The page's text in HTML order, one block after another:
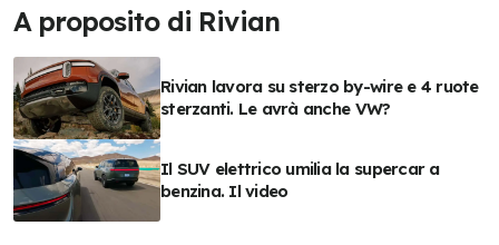
A proposito di Rivian
Rivian lavora su sterzo by-wire e 4 ruote
sterzanti. Le avrà anche VW?
Il SUV elettrico umilia la supercar a
benzina. Il video